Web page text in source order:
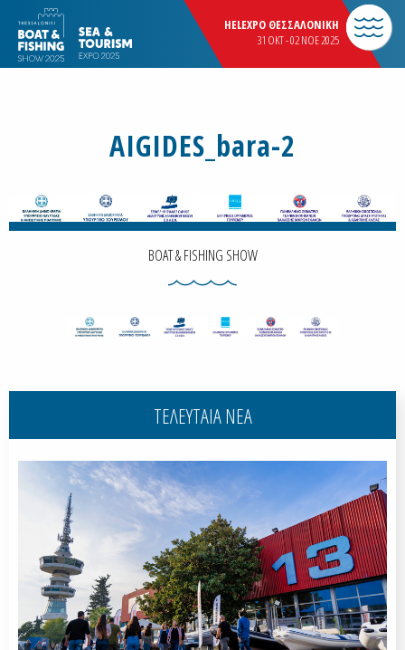
HELEXPO ΘΕΣΣΑΛΟΝΙΚΗ
31 OKT - 02 NOE 2025
AIGIDES_bara-2
BOAT & FISHING SHOW
ΤΕΛΕΥΤΑΙΑ ΝΕΑ